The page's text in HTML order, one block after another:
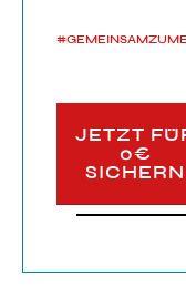
JETZT
0€
SICHERN